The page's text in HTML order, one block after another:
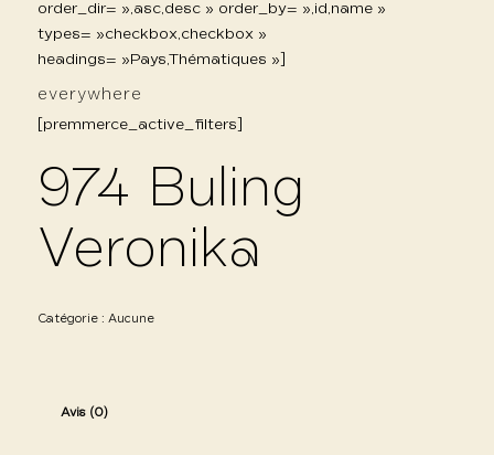
order_dir= »,asc,desc » order_by= »,id,name »
types= »checkbox,checkbox »
headings= »Pays,Thématiques »]
everywhere
[premmerce_active_filters]
974 Buling
Veronika
Catégorie : Aucune
Avis (0)